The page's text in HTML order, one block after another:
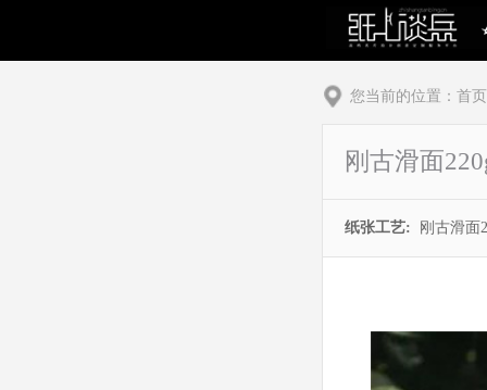
您当前的位置： 首页
刚古滑面
纸张工艺: 刚古滑面